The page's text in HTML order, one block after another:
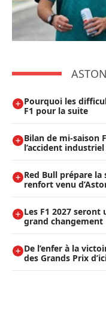
Pourquoi les
F1 pour la suite
Bilan de mi-saison
l’accident
Red Bull prépare la
renfort venu
Les F1 2027 seront
grand changement
De l’enfer à la
des Grands Prix